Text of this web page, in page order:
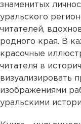
знаменитых
уральского
читателей,
родного края. В
красочные
читателя в
визуализировать
изображениями
уральскими